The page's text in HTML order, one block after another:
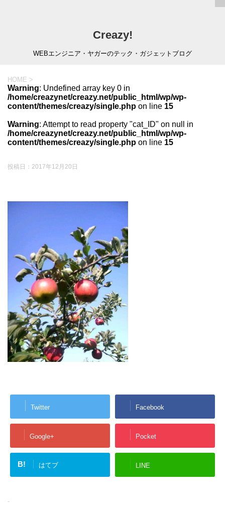
Creazy!
WEBエンジニア・ヤガーのテック・ガジェットブログ
HOME >
Warning: Undefined array key 0 in
/home/creazynet/creazy.net/public_html/wp/wp-
content/themes/creazy/single.php on line 15
Warning: Attempt to read property "cat_ID" on null in
/home/creazynet/creazy.net/public_html/wp/wp-
content/themes/creazy/single.php on line 15
投稿日： 2017年12月20日
Twitter Facebook
Google+ Pocket
B! はてブ LINE
-